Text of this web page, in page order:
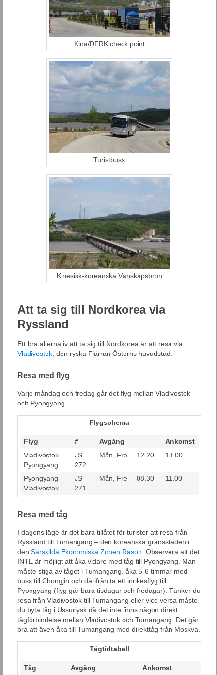
Kina/DFRK check point
Turistbuss
Kinesisk-koreanska Vänskapsbron
Att ta sig till Nordkorea via
Ryssland
Ett bra alternativ att ta sig till Nordkorea är att resa via
Vladivostok , den ryska Fjärran Österns huvudstad.
Resa med flyg
Varje måndag och fredag går det flyg mellan Vladivostok
och Pyongyang
Flygschema
Flyg # Avgång
Ankomst
Vladivostok-
Pyongyang
JS
272
Mån, Fre 12.20 13.00
Pyongyang-
Vladivostok
JS
271
Mån, Fre 08.30 11.00
Resa med tåg
I dagens läge är det bara tillåtet för turister att resa från
Ryssland till Tumangang – den koreanska gränsstaden i
den Särskilda Ekonomiska Zonen Rason . Observera att det
INTE är möjligt att åka vidare med tåg till Pyongyang. Man
måste stiga av tåget i Tumangang, åka 5-6 timmar med
buss till Chongjin och därifrån ta ett inrikesflyg till
Pyongyang (flyg går bara tisdagar och fredagar). Tänker du
resa från Vladivostok till Tumangang eller vice versa måste
du byta tåg i Ussuriysk då det inte finns någon direkt
tågförbindelse mellan Vladivostok och Tumangang. Det går
bra att även åka till Tumangang med direkttåg från Moskva.
Tågtidtabell
Tåg Avgång
Ankomst